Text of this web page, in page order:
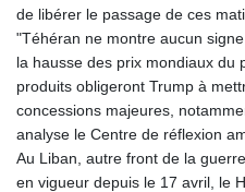
de libérer le passage de ces
"Téhéran ne montre aucun
la hausse des prix mondiaux du
produits obligeront Trump à
concessions majeures,
analyse le Centre de réflexion
Au Liban, autre front de la
en vigueur depuis le 17 avril, le